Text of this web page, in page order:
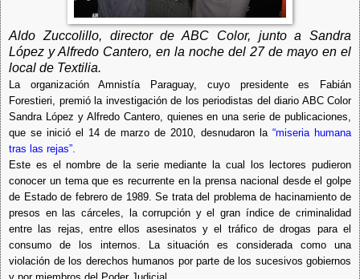
Aldo Zuccolillo, director de ABC Color, junto a Sandra
López y Alfredo Cantero, en la noche del 27 de mayo en el
local de Textilia.
La organización Amnistía Paraguay, cuyo presidente es Fabián
Forestieri, premió la investigación de los periodistas del diario ABC Color
Sandra López y Alfredo Cantero, quienes en una serie de publicaciones,
que se inició el 14 de marzo de 2010, desnudaron la “miseria humana
tras las rejas”.
Este es el nombre de la serie mediante la cual los lectores pudieron
conocer un tema que es recurrente en la prensa nacional desde el golpe
de Estado de febrero de 1989. Se trata del problema de hacinamiento de
presos en las cárceles, la corrupción y el gran índice de criminalidad
entre las rejas, entre ellos asesinatos y el tráfico de drogas para el
consumo de los internos. La situación es considerada como una
violación de los derechos humanos por parte de los sucesivos gobiernos